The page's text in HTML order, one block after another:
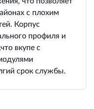
с плохим
Корпус
профиля и
вкупе с
срок службы.